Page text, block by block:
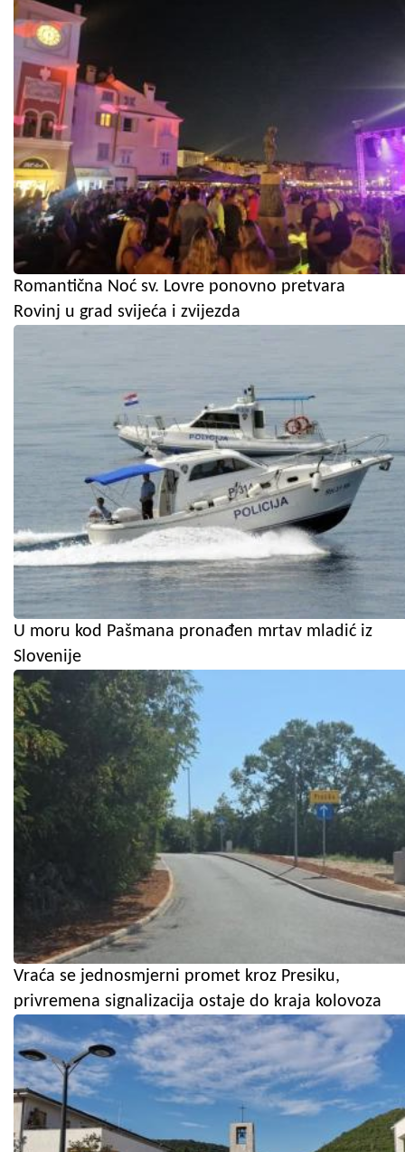
Romantična Noć sv. Lovre ponovno pretvara
Rovinj u grad svijeća i zvijezda
U moru kod Pašmana pronađen mrtav mladić iz
Slovenije
Vraća se jednosmjerni promet kroz Presiku,
privremena signalizacija ostaje do kraja kolovoza